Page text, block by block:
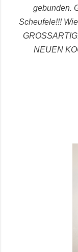
gebunden.
Scheufele!!!
NEUEN